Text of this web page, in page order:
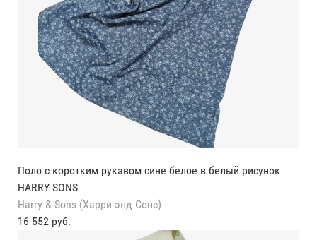
Поло с коротким рукавом сине белое в белый рисунок
HARRY SONS
Harry & Sons (Харри энд Сонс)
16 552 руб.